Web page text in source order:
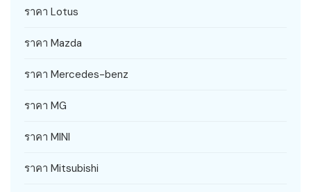
ราคา Lotus
ราคา Mazda
ราคา Mercedes-benz
ราคา MG
ราคา MINI
ราคา Mitsubishi